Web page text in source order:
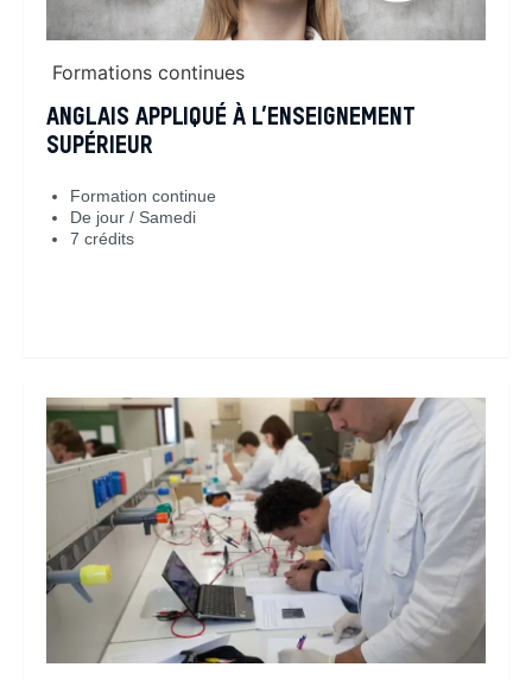
Formations continues
ANGLAIS APPLIQUÉ À L’ENSEIGNEMENT
SUPÉRIEUR
Formation continue
De jour / Samedi
7 crédits